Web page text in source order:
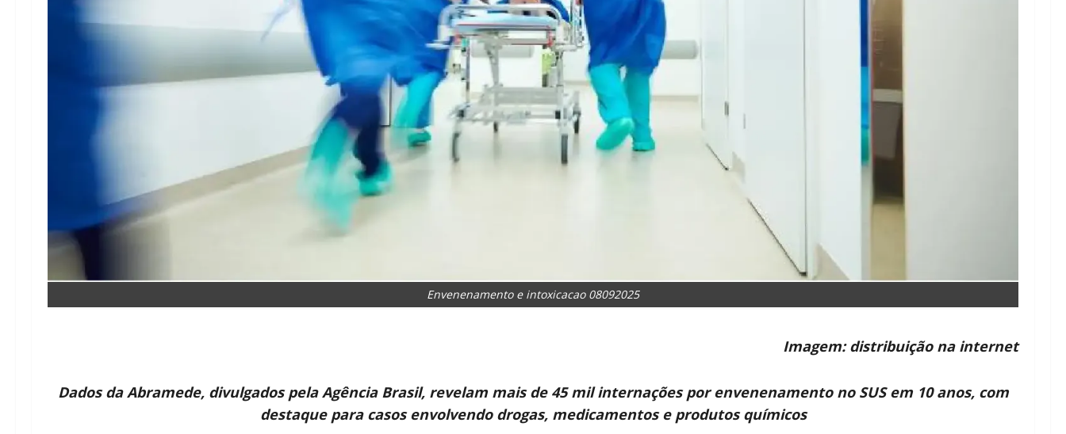
Envenenamento e intoxicacao 08092025
Imagem: distribuição na internet
Dados da Abramede, divulgados pela Agência Brasil, revelam mais de 45 mil internações por envenenamento no SUS em 10 anos, com
destaque para casos envolvendo drogas, medicamentos e produtos químicos